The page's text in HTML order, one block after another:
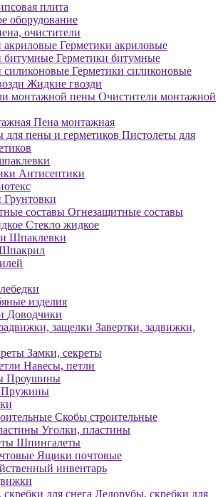
плита
оборудование
очистители
Герметики акриловые
Герметики битумные
Герметики силиконовые
Жидкие гвозди
Очистители монтажной
Пена монтажная
Пистолеты для
Антисептики
Грунтовки
Огнезащитные составы
Стекло жидкое
Шпаклевки
изделия
Доводчики
Завертки, задвижки,
Замки, секреты
Навесы, петли
Проушины
Пружины
Скобы строительные
Уголки, пластины
Шпингалеты
Ящики почтовые
инвентарь
Ледорубы, скребки для